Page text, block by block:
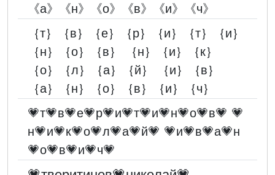
《а》《н》《о》《в》《и》《ч》
｛т｝｛в｝｛е｝｛р｝｛и｝｛т｝｛и｝
｛н｝｛о｝｛в｝ ｛н｝｛и｝｛к｝
｛о｝｛л｝｛а｝｛й｝ ｛и｝｛в｝
｛а｝｛н｝｛о｝｛в｝｛и｝｛ч｝
💗т💗в💗е💗р💗и💗т💗и💗н💗о💗в💗 💗
н💗и💗к💗о💗л💗а💗й💗 💗и💗в💗а💗н
💗о💗в💗и💗ч💗